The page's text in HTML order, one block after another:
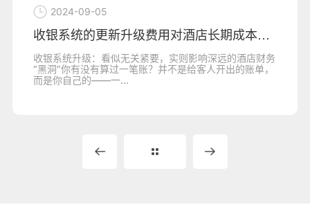
2024-09-05
收银系统的更新升级费用对酒店长期成本的影
收银系统升级：看似无关紧要，实则影响深远的酒店财务
“黑洞”你有没有算过一笔账？并不是给客人开出的账单，
而是你自己的——一...